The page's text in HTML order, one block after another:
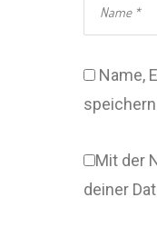
Name,
Mit der
deiner